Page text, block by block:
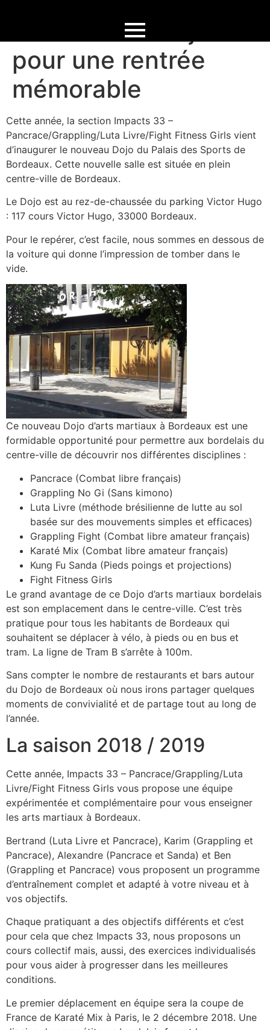
Un nouveau Dojo
pour une rentrée
mémorable
Cette année, la section Impacts 33 –
Pancrace/Grappling/Luta Livre/Fight Fitness Girls vient
d’inaugurer le nouveau Dojo du Palais des Sports de
Bordeaux. Cette nouvelle salle est située en plein
centre-ville de Bordeaux.
Le Dojo est au rez-de-chaussée du parking Victor Hugo
: 117 cours Victor Hugo, 33000 Bordeaux.
Pour le repérer, c’est facile, nous sommes en dessous de
la voiture qui donne l’impression de tomber dans le
vide.
Ce nouveau Dojo d’arts martiaux à Bordeaux est une
formidable opportunité pour permettre aux bordelais du
centre-ville de découvrir nos différentes disciplines :
Pancrace (Combat libre français)
Grappling No Gi (Sans kimono)
Luta Livre (méthode brésilienne de lutte au sol
basée sur des mouvements simples et efficaces)
Grappling Fight (Combat libre amateur français)
Karaté Mix (Combat libre amateur français)
Kung Fu Sanda (Pieds poings et projections)
Fight Fitness Girls
Le grand avantage de ce Dojo d’arts martiaux bordelais
est son emplacement dans le centre-ville. C’est très
pratique pour tous les habitants de Bordeaux qui
souhaitent se déplacer à vélo, à pieds ou en bus et
tram. La ligne de Tram B s’arrête à 100m.
Sans compter le nombre de restaurants et bars autour
du Dojo de Bordeaux où nous irons partager quelques
moments de convivialité et de partage tout au long de
l’année.
La saison 2018 / 2019
Cette année, Impacts 33 – Pancrace/Grappling/Luta
Livre/Fight Fitness Girls vous propose une équipe
expérimentée et complémentaire pour vous enseigner
les arts martiaux à Bordeaux.
Bertrand (Luta Livre et Pancrace), Karim (Grappling et
Pancrace), Alexandre (Pancrace et Sanda) et Ben
(Grappling et Pancrace) vous proposent un programme
d’entraînement complet et adapté à votre niveau et à
vos objectifs.
Chaque pratiquant a des objectifs différents et c’est
pour cela que chez Impacts 33, nous proposons un
cours collectif mais, aussi, des exercices individualisés
pour vous aider à progresser dans les meilleures
conditions.
Le premier déplacement en équipe sera la coupe de
France de Karaté Mix à Paris, le 2 décembre 2018. Une